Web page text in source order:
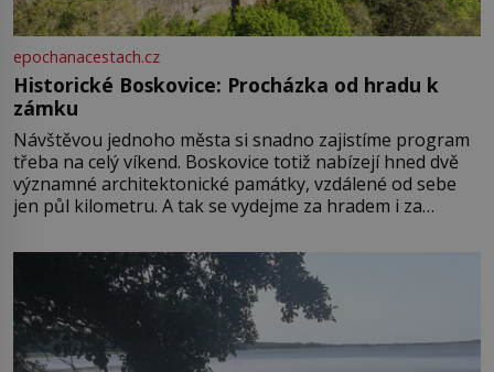
epochanacestach.cz
Historické Boskovice: Procházka od hradu k
zámku
Návštěvou jednoho města si snadno zajistíme program
třeba na celý víkend. Boskovice totiž nabízejí hned dvě
významné architektonické památky, vzdálené od sebe
jen půl kilometru. A tak se vydejme za hradem i za
Boskovice na okraji Drahanské vrchoviny vznikla někdy
ve13. století, a už v roce 1313 kronikáři zaznamenali